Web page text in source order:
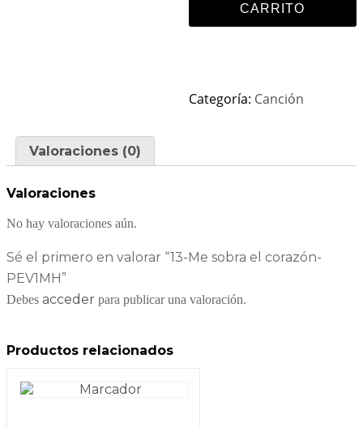
CARRITO
Categoría: Canción
Valoraciones (0)
Valoraciones
No hay valoraciones aún.
Sé el primero en valorar “13-Me sobra el corazón-
PEV1MH”
Debes acceder para publicar una valoración.
Productos relacionados